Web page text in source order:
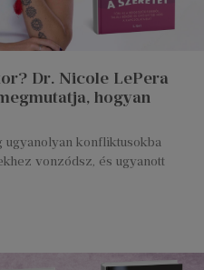
Dr. Nicole LePera
hogyan
ugyanolyan konfliktusokba
vonzódsz, és ugyanott